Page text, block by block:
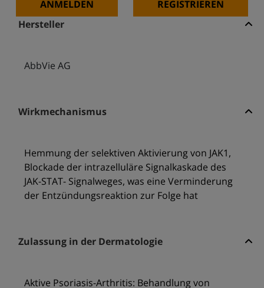
ANMELDEN REGISTRIEREN
Hersteller
AbbVie AG
Wirkmechanismus
Hemmung der selektiven Aktivierung von JAK1,
Blockade der intrazelluläre Signalkaskade des
JAK-STAT- Signalweges, was eine Verminderung
der Entzündungsreaktion zur Folge hat
Zulassung in der Dermatologie
Aktive Psoriasis-Arthritis: Behandlung von